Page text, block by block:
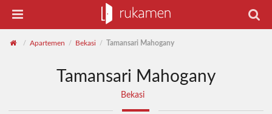
/ Apartemen / Bekasi / Tamansari Mahogany
Tamansari Mahogany
Bekasi